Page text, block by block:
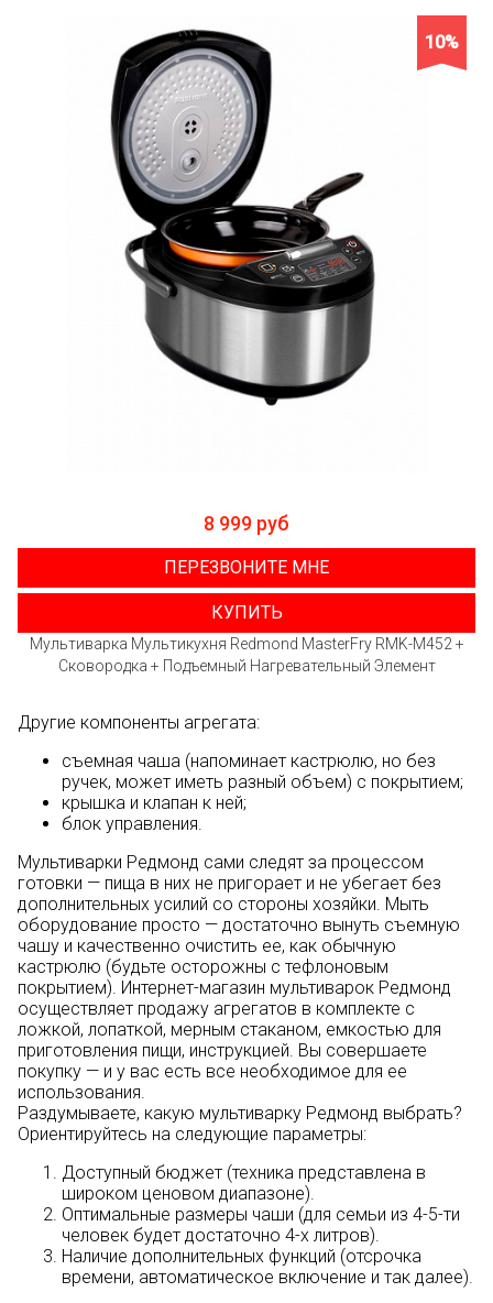
10%
8 999 руб
ПЕРЕЗВОНИТЕ МНЕ
КУПИТЬ
Мультиварка Мультикухня Redmond MasterFry RMK-M452 +
Сковородка + Подъемный Нагревательный Элемент
Другие компоненты агрегата:
съемная чаша (напоминает кастрюлю, но без
ручек, может иметь разный объем) с покрытием;
крышка и клапан к ней;
блок управления.
Мультиварки Редмонд сами следят за процессом
готовки — пища в них не пригорает и не убегает без
дополнительных усилий со стороны хозяйки. Мыть
оборудование просто — достаточно вынуть съемную
чашу и качественно очистить ее, как обычную
кастрюлю (будьте осторожны с тефлоновым
покрытием). Интернет-магазин мультиварок Редмонд
осуществляет продажу агрегатов в комплекте с
ложкой, лопаткой, мерным стаканом, емкостью для
приготовления пищи, инструкцией. Вы совершаете
покупку — и у вас есть все необходимое для ее
использования.
Раздумываете, какую мультиварку Редмонд выбрать?
Ориентируйтесь на следующие параметры:
Доступный бюджет (техника представлена в
широком ценовом диапазоне).
Оптимальные размеры чаши (для семьи из 4-5-ти
человек будет достаточно 4-х литров).
Наличие дополнительных функций (отсрочка
времени, автоматическое включение и так далее).